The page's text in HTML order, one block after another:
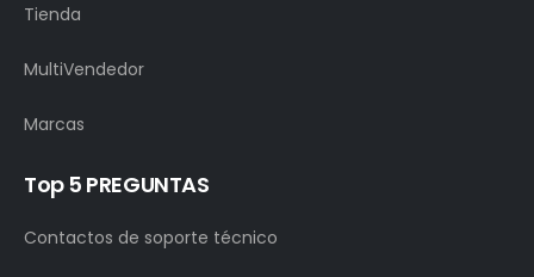
Tienda
MultiVendedor
Marcas
Top 5 PREGUNTAS
Contactos de soporte técnico